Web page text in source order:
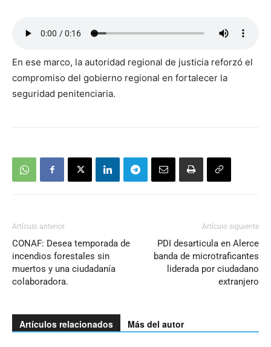
En ese marco, la autoridad regional de justicia reforzó el
compromiso del gobierno regional en fortalecer la
seguridad penitenciaria.
Artículo anterior
CONAF: Desea temporada de
incendios forestales sin
muertos y una ciudadanía
colaboradora.
Artículo siguiente
PDI desarticula en Alerce
banda de microtraficantes
liderada por ciudadano
extranjero
Artículos relacionados Más del autor